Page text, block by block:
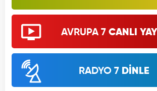
AVRUPA 7 CANLI
RADYO 7 DİNLE